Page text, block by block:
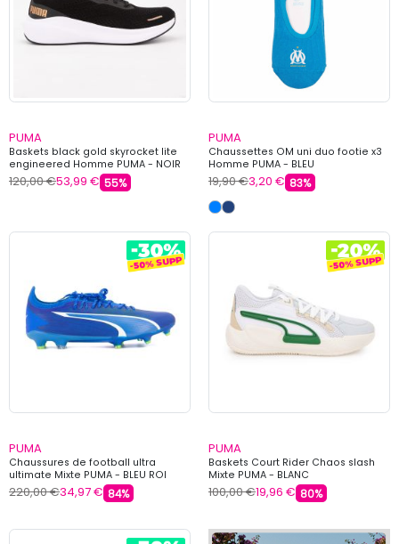
PUMA
Baskets black gold skyrocket lite
engineered Homme PUMA - NOIR
120,00 €53,99 € 55%
PUMA
Chaussettes OM uni duo footie x3
Homme PUMA - BLEU
19,90 €3,20 € 83%
PUMA
Chaussures de football ultra
ultimate Mixte PUMA - BLEU ROI
220,00 €34,97 € 84%
PUMA
Baskets Court Rider Chaos slash
Mixte PUMA - BLANC
100,00 €19,96 € 80%